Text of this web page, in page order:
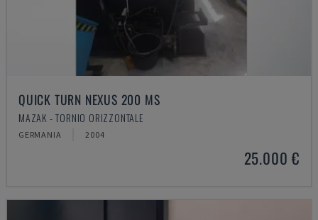
QUICK TURN NEXUS 200 MS
MAZAK - TORNIO ORIZZONTALE
GERMANIA 2004
25.000 €